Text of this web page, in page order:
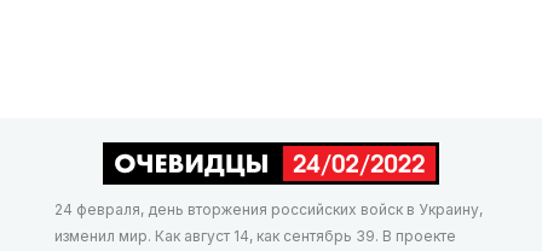
24 февраля, день вторжения российских войск в Украину,
изменил мир. Как август 14, как сентябрь 39. В проекте